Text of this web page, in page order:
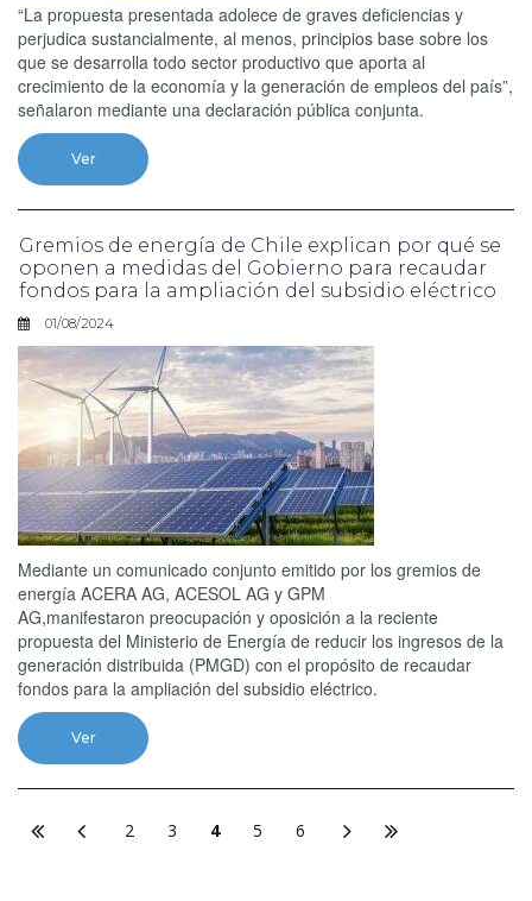
“La propuesta presentada adolece de graves deficiencias y
perjudica sustancialmente, al menos, principios base sobre los
que se desarrolla todo sector productivo que aporta al
crecimiento de la economía y la generación de empleos del país”,
señalaron mediante una declaración pública conjunta.
Ver
Gremios de energía de Chile explican por qué se
oponen a medidas del Gobierno para recaudar
fondos para la ampliación del subsidio eléctrico
01/08/2024
Mediante un comunicado conjunto emitido por los gremios de
energía ACERA AG, ACESOL AG y GPM
AG,manifestaron preocupación y oposición a la reciente
propuesta del Ministerio de Energía de reducir los ingresos de la
generación distribuida (PMGD) con el propósito de recaudar
fondos para la ampliación del subsidio eléctrico.
Ver
2 3 4 5 6